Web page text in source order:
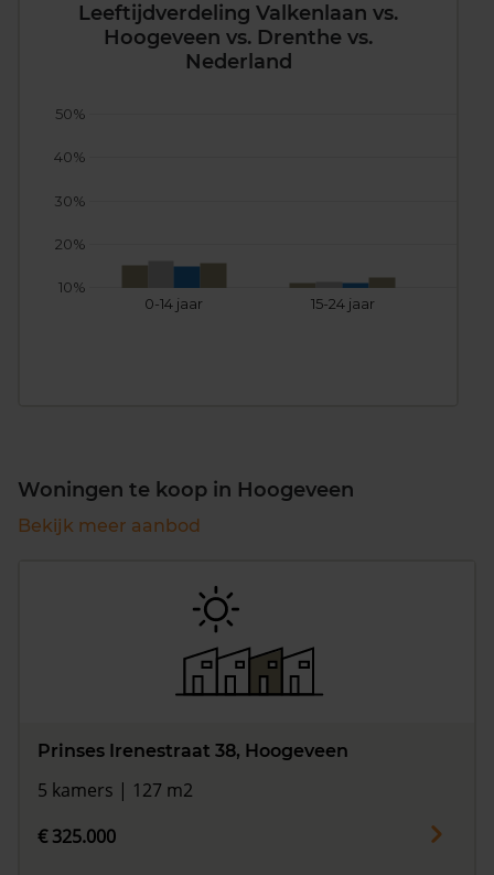
Leeftijdverdeling Valkenlaan vs.
Hoogeveen vs. Drenthe vs.
Nederland
0-14 jaar 15-24 jaar
10%
20%
30%
40%
50%
Woningen te koop in Hoogeveen
Bekijk meer aanbod
Prinses Irenestraat 38, Hoogeveen
5 kamers | 127 m2
€ 325.000